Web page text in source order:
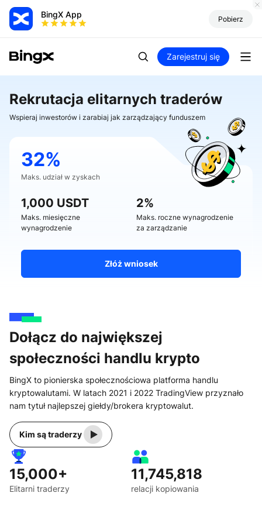
BingX App Pobierz
Zarejestruj się
Rekrutacja elitarnych traderów
Wspieraj inwestorów i zarabiaj jak zarządzający funduszem
32%
Maks. udział w zyskach
1,000 USDT
Maks. miesięczne
wynagrodzenie
2%
Maks. roczne wynagrodzenie
za zarządzanie
Złóż wniosek
Dołącz do największej
społeczności handlu krypto
BingX to pionierska społecznościowa platforma handlu
kryptowalutami. W latach 2021 i 2022 TradingView przyznało
nam tytuł najlepszej giełdy/brokera kryptowalut.
Kim są traderzy
15,000+
Elitarni traderzy
11,745,818
relacji kopiowania